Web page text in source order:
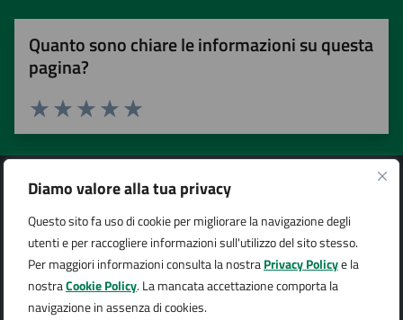
Diamo valore alla tua privacy
Questo sito fa uso di cookie per migliorare la navigazione degli
utenti e per raccogliere informazioni sull'utilizzo del sito stesso.
Per maggiori informazioni consulta la nostraPrivacy Policye la
nostraCookie Policy. La mancata accettazione comporta la
navigazione in assenza di cookies.
Quanto sono chiare le informazioni su questa
pagina?
Valuta 5 stelle su 5
Valuta 4 stelle su 5
Valuta 3 stelle su 5
Valuta 2 stelle su 5
Valuta 1 stelle su 5
Città di Arona